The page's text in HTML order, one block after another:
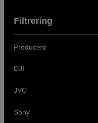
Filtrering
Producent
DJI
JVC
Sony